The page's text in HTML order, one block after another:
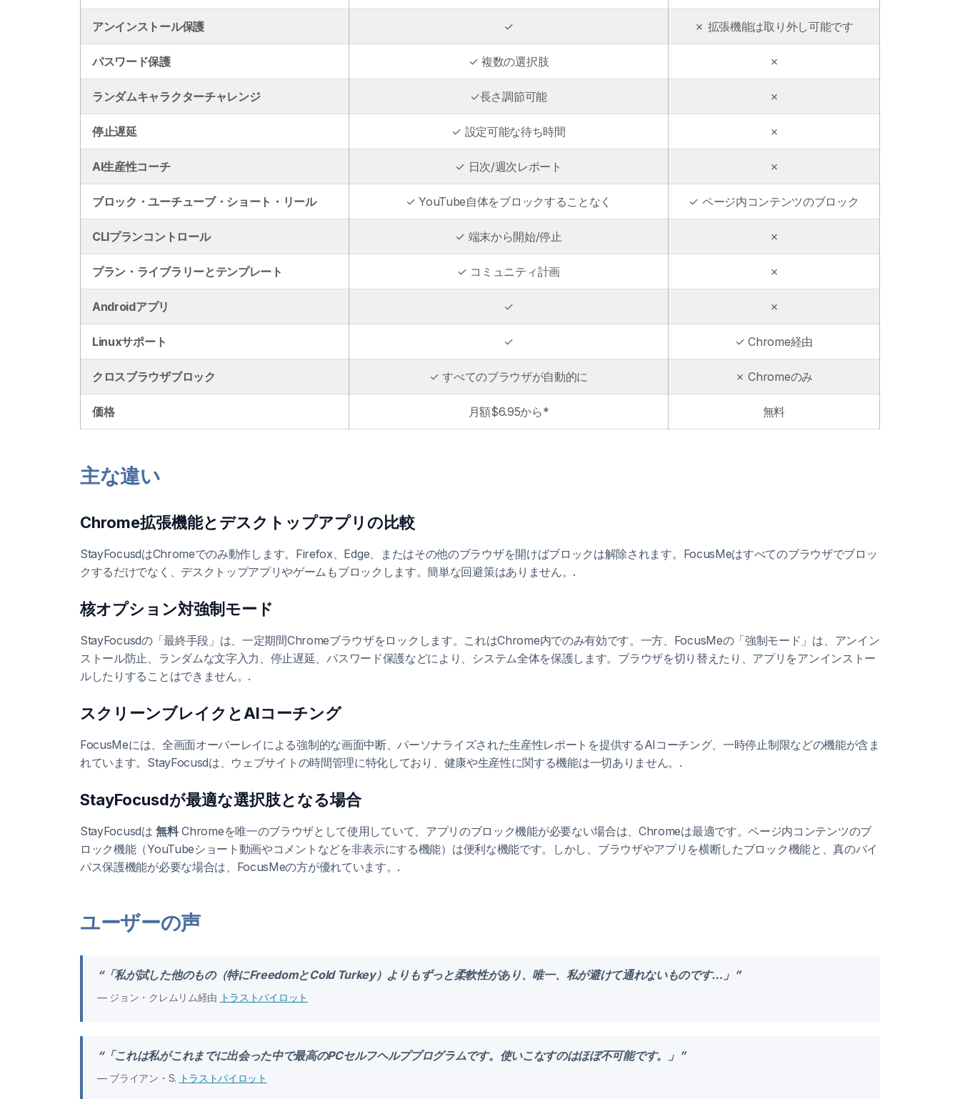
アンインストール保護 ✓ ✗ 拡張機能は取り外し可能です
パスワード保護 ✓ 複数の選択肢 ✗
ランダムキャラクターチャレンジ ✓長さ調節可能 ✗
停止遅延 ✓ 設定可能な待ち時間 ✗
AI生産性コーチ ✓ 日次/週次レポート ✗
ブロック・ユーチューブ・ショート・リール ✓ YouTube自体をブロックすることなく ✓ ページ内コンテンツのブロック
CLIプランコントロール ✓ 端末から開始/停止 ✗
プラン・ライブラリーとテンプレート ✓ コミュニティ計画 ✗
Androidアプリ ✓ ✗
Linuxサポート ✓ ✓ Chrome経由
クロスブラウザブロック ✓ すべてのブラウザが自動的に ✗ Chromeのみ
価格 月額$6.95から* 無料
主な違い
Chrome拡張機能とデスクトップアプリの比較
StayFocusdはChromeでのみ動作します。Firefox、Edge、またはその他のブラウザを開けばブロックは解除されます。FocusMeはすべてのブラウザでブロッ
クするだけでなく、デスクトップアプリやゲームもブロックします。簡単な回避策はありません。.
核オプション対強制モード
StayFocusdの「最終手段」は、一定期間Chromeブラウザをロックします。これはChrome内でのみ有効です。一方、FocusMeの「強制モード」は、アンイン
ストール防止、ランダムな文字入力、停止遅延、パスワード保護などにより、システム全体を保護します。ブラウザを切り替えたり、アプリをアンインストー
ルしたりすることはできません。.
スクリーンブレイクとAIコーチング
FocusMeには、全画面オーバーレイによる強制的な画面中断、パーソナライズされた生産性レポートを提供するAIコーチング、一時停止制限などの機能が含ま
れています。StayFocusdは、ウェブサイトの時間管理に特化しており、健康や生産性に関する機能は一切ありません。.
StayFocusdが最適な選択肢となる場合
StayFocusdは無料Chromeを唯一のブラウザとして使用していて、アプリのブロック機能が必要ない場合は、Chromeは最適です。ページ内コンテンツのブ
ロック機能（YouTubeショート動画やコメントなどを非表示にする機能）は便利な機能です。しかし、ブラウザやアプリを横断したブロック機能と、真のバイ
パス保護機能が必要な場合は、FocusMeの方が優れています。.
ユーザーの声
“「私が試した他のもの（特にFreedomとCold Turkey）よりもずっと柔軟性があり、唯一、私が避けて通れないものです…」”
— ジョン・クレムリム経由 トラストパイロット
“「これは私がこれまでに出会った中で最高のPCセルフヘルププログラムです。使いこなすのはほぼ不可能です。」”
— ブライアン・S. トラストパイロット